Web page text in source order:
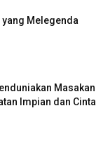
yang Melegenda
Masakan
Impian dan Cinta